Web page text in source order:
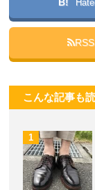
B!
RSS
こんな記事も
1